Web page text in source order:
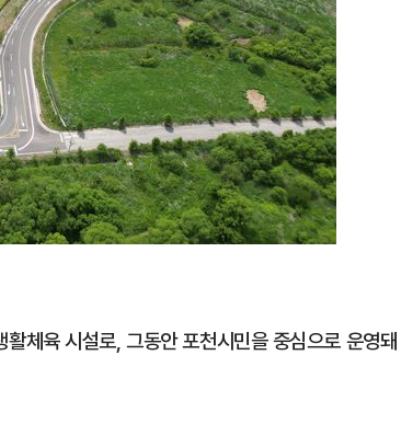
체육 시설로, 그동안 포천시민을 중심으로 운영돼
5
SK하이닉스, 주당 375원 분
가 주주환원책 3분기 발표